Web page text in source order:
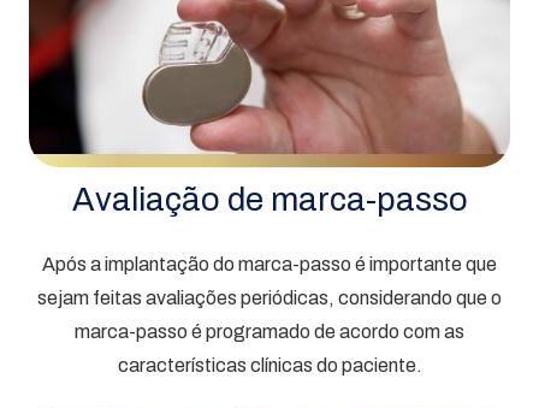
Avaliação de marca-passo
Após a implantação do marca-passo é importante que
sejam feitas avaliações periódicas, considerando que o
marca-passo é programado de acordo com as
características clínicas do paciente.